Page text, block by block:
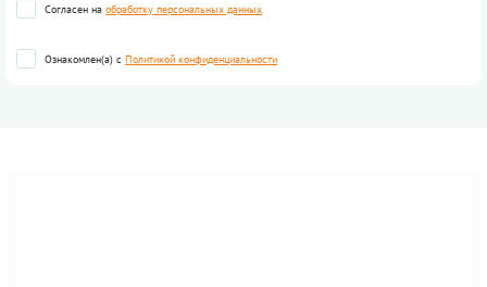
Согласен на обработку персональных данных
Ознакомлен(а) с Политикой конфиденциальности